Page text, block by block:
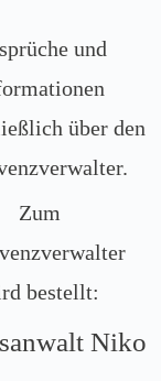
und
über den
Zum
bestellt:
Niko